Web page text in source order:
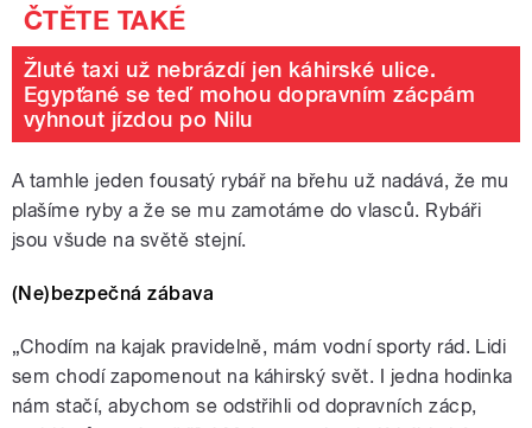
Žluté taxi už nebrázdí jen káhirské ulice.
Egypťané se teď mohou dopravním zácpám
vyhnout jízdou po Nilu
A tamhle jeden fousatý rybář na břehu už nadává, že mu
plašíme ryby a že se mu zamotáme do vlasců. Rybáři
jsou všude na světě stejní.
(Ne)bezpečná zábava
„Chodím na kajak pravidelně, mám vodní sporty rád. Lidi
sem chodí zapomenout na káhirský svět. I jedna hodinka
nám stačí, abychom se odstřihli od dopravních zácp,